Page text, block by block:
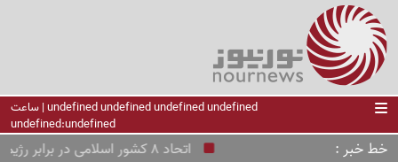
undefined undefined undefined undefined | ساعت
undefined:undefined
خط خبر اتحاد 8 کشور اسلامی در برابر رژیم صهیونیستی؛ فراخوان فوری به شورای امنیت